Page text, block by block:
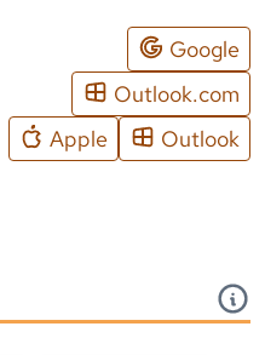
Google
Outlook.com
Apple
Outlook